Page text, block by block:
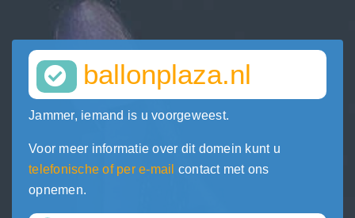
ballonplaza.nl
Jammer, iemand is u voorgeweest.
Voor meer informatie over dit domein kunt u
telefonische of per e-mail contact met ons
opnemen.